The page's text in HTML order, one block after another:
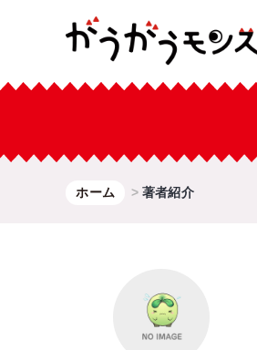
ホーム 著者紹介